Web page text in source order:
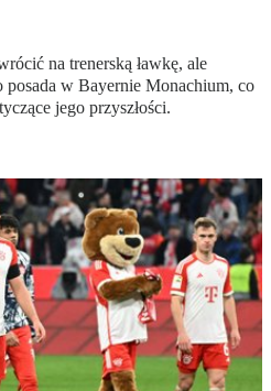
na trenerską ławkę, ale
posada w Bayernie Monachium, co
jego przyszłości.